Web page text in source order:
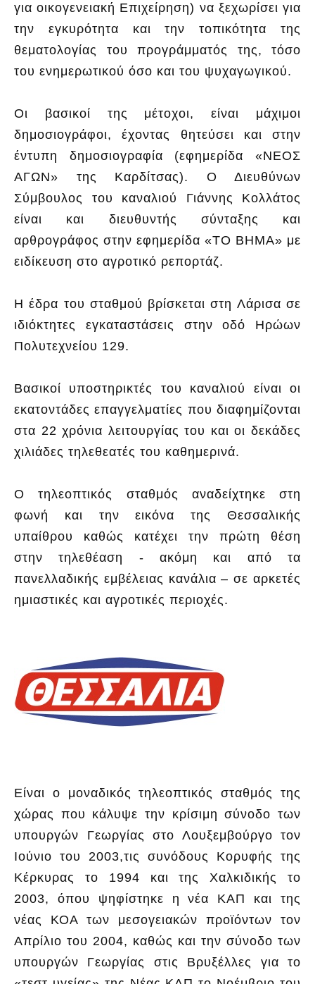
για οικογενειακή Επιχείρηση) να ξεχωρίσει για
την εγκυρότητα και την τοπικότητα της
θεματολογίας του προγράμματός της, τόσο
του ενημερωτικού όσο και του ψυχαγωγικού.
Οι βασικοί της μέτοχοι, είναι μάχιμοι
δημοσιογράφοι, έχοντας θητεύσει και στην
έντυπη δημοσιογραφία (εφημερίδα «ΝΕΟΣ
ΑΓΩΝ» της Καρδίτσας). Ο Διευθύνων
Σύμβουλος του καναλιού Γιάννης Κολλάτος
είναι και διευθυντής σύνταξης και
αρθρογράφος στην εφημερίδα «ΤΟ ΒΗΜΑ» με
ειδίκευση στο αγροτικό ρεπορτάζ.
Η έδρα του σταθμού βρίσκεται στη Λάρισα σε
ιδιόκτητες εγκαταστάσεις στην οδό Ηρώων
Πολυτεχνείου 129.
Βασικοί υποστηρικτές του καναλιού είναι οι
εκατοντάδες επαγγελματίες που διαφημίζονται
στα 22 χρόνια λειτουργίας του και οι δεκάδες
χιλιάδες τηλεθεατές του καθημερινά.
Ο τηλεοπτικός σταθμός αναδείχτηκε στη
φωνή και την εικόνα της Θεσσαλικής
υπαίθρου καθώς κατέχει την πρώτη θέση
στην τηλεθέαση - ακόμη και από τα
πανελλαδικής εμβέλειας κανάλια – σε αρκετές
ημιαστικές και αγροτικές περιοχές.
Είναι ο μοναδικός τηλεοπτικός σταθμός της
χώρας που κάλυψε την κρίσιμη σύνοδο των
υπουργών Γεωργίας στο Λουξεμβούργο τον
Ιούνιο του 2003,τις συνόδους Κορυφής της
Κέρκυρας το 1994 και της Χαλκιδικής το
2003, όπου ψηφίστηκε η νέα ΚΑΠ και της
νέας ΚΟΑ των μεσογειακών προϊόντων τον
Απρίλιο του 2004, καθώς και την σύνοδο των
υπουργών Γεωργίας στις Βρυξέλλες για το